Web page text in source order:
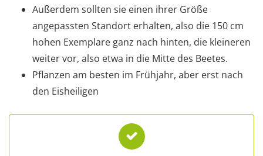
Außerdem sollten sie einen ihrer Größe
angepassten Standort erhalten, also die 150 cm
hohen Exemplare ganz nach hinten, die kleineren
weiter vor, also etwa in die Mitte des Beetes.
Pflanzen am besten im Frühjahr, aber erst nach
den Eisheiligen